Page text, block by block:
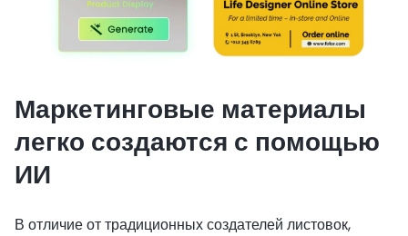
Маркетинговые материалы
легко создаются с помощью
ИИ
В отличие от традиционных создателей листовок,